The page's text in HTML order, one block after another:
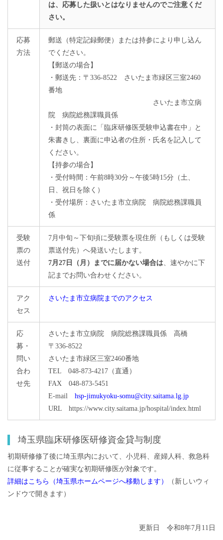
は、応募した扱いとはなりませんのでご注意くだ
さい。
応募
方法
郵送（特定記録郵便）または持参により申し込ん
でください。
【郵送の場合】
・郵送先：〒336-8522 さいたま市緑区三室2460
番地
さいたま市立病
院 病院総務課職員係
・封筒の表面に「臨床研修医受験申込書在中」と
朱書きし、裏面に申込者の住所・氏名を記入して
ください。
【持参の場合】
・受付時間：午前8時30分～午後5時15分（土、
日、祝日を除く）
・受付場所：さいたま市立病院 病院総務課職員
係
受験
票の
送付
7月中旬～下旬頃に受験票を現住所（もしくは受験
票送付先）へ発送いたします。
7月27日（月）までに届かない場合は 、速やかに下
記までお問い合わせください。
アク
セス
さいたま市立病院までのアクセス
応
募・
問い
合わ
せ先
さいたま市立病院 病院総務課職員係 高橋
〒336-8522
さいたま市緑区三室2460番地
TEL 048-873-4217（直通）
FAX 048-873-5451
E-mailhsp-jimukyoku-somu@city.saitama.lg.jp
URL https://www.city.saitama.jp/hospital/index.html
埼玉県臨床研修医研修資金貸与制度
初期研修修了後に埼玉県内において、小児科、産婦人科、救急科
に従事することが確実な初期研修医が対象です。
詳細はこちら（埼玉県ホームページへ移動します）
（新しいウィ
ンドウで開きます）
更新日 令和8年7月11日